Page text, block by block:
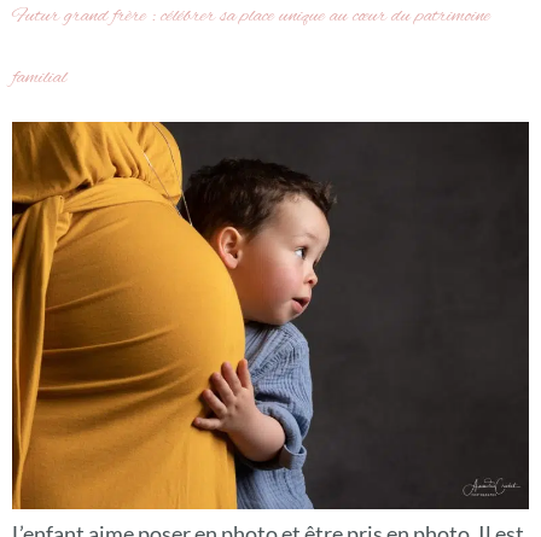
Futur grand frère : célébrer sa place unique au cœur du patrimoine
familial